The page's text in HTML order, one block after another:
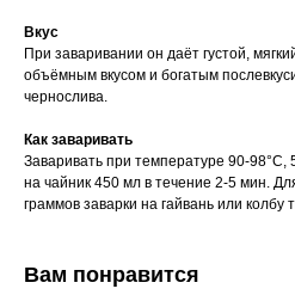
Вкус
При заваривании он даёт густой,
объёмным вкусом и богатым
чернослива.
Как заваривать
Заваривать при температуре 90-98°C,
на чайник 450 мл в течение 2-5 мин.
граммов заварки на гайвань или колбу
Вам понравится